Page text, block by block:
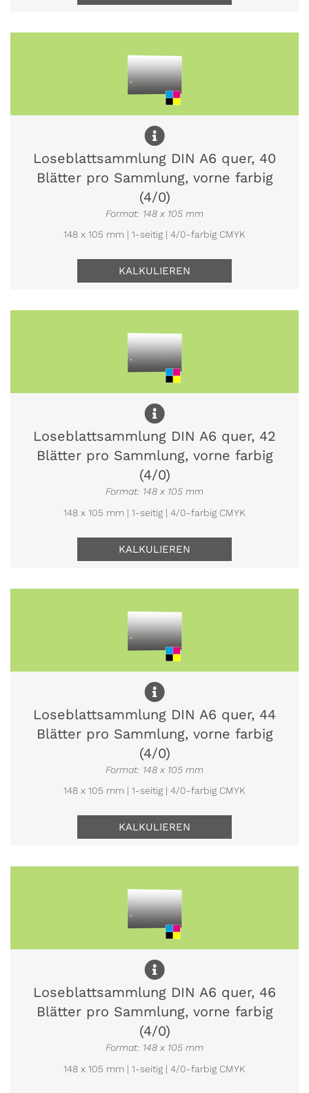
Loseblattsammlung DIN A6 quer, 40
Blätter pro Sammlung, vorne farbig
(4/0)
Format: 148 x 105 mm
148 x 105 mm | 1-seitig | 4/0-farbig CMYK
KALKULIEREN
Loseblattsammlung DIN A6 quer, 42
Blätter pro Sammlung, vorne farbig
(4/0)
Format: 148 x 105 mm
148 x 105 mm | 1-seitig | 4/0-farbig CMYK
KALKULIEREN
Loseblattsammlung DIN A6 quer, 44
Blätter pro Sammlung, vorne farbig
(4/0)
Format: 148 x 105 mm
148 x 105 mm | 1-seitig | 4/0-farbig CMYK
KALKULIEREN
Loseblattsammlung DIN A6 quer, 46
Blätter pro Sammlung, vorne farbig
(4/0)
Format: 148 x 105 mm
148 x 105 mm | 1-seitig | 4/0-farbig CMYK